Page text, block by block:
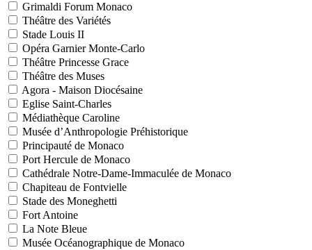
Grimaldi Forum Monaco
Théâtre des Variétés
Stade Louis II
Opéra Garnier Monte-Carlo
Théâtre Princesse Grace
Théâtre des Muses
Agora - Maison Diocésaine
Eglise Saint-Charles
Médiathèque Caroline
Musée d’Anthropologie Préhistorique
Principauté de Monaco
Port Hercule de Monaco
Cathédrale Notre-Dame-Immaculée de Monaco
Chapiteau de Fontvielle
Stade des Moneghetti
Fort Antoine
La Note Bleue
Musée Océanographique de Monaco